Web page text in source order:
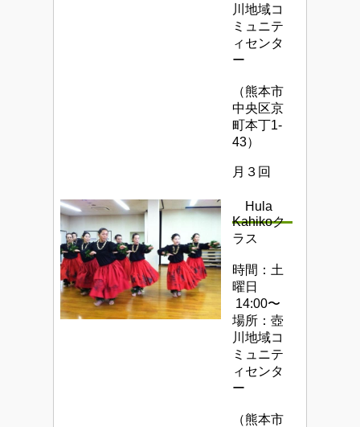
川地域コ
ミュニテ
ィセンタ
ー
（熊本市
中央区京
町本丁1-
43）
月３回
Hula
Kahikoク
ラス
時間：土
曜日
14:00〜
場所：壺
川地域コ
ミュニテ
ィセンタ
ー
（熊本市